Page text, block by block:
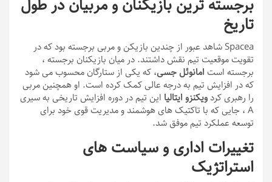
برجسته ترین بازیکنان و مربیان در طول
تاریخ
Spacea شاهد عبور از چندین بازیکن و مربی برجسته بود که در
تقویت موقعیت تیم نقش داشتند. در میان بازیکنان برجسته ،
برجسته است امانوئل جسی، که یکی از ستارگان محسوب می شود
که در افزایش تیم به درجه عالی کمک کرده است. او همچنین مربی
را رهبری کردویکنزو ایتالیا این تیم در دوره افزایش تاریخی به سیری
A ، جایی که با تاکتیک های هوشمند و مدیریت قوی خود برای
توسعه عملکرد تیم موفق شد.
تغییرات اداری و سیاست های
استراتژیک